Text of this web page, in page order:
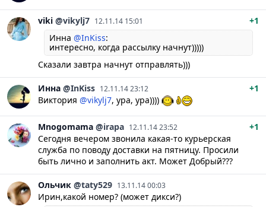
viki @vikylj7 12.11.14 15:01
+1
Инна @InKiss:
интересно, когда рассылку начнут)))))
Сказали завтра начнут отправлять)))
Инна @InKiss 12.11.14 23:12
+1
Виктория @vikylj7, ура, ура))))
Mnogomama @irapa 12.11.14 23:52
+1
Сегодня вечером звонила какая-то курьерская
служба по поводу доставки на пятницу. Просили
быть лично и заполнить акт. Может Добрый???
Ольчик @taty529 13.11.14 00:03
Ирин,какой номер? (может дикси?)